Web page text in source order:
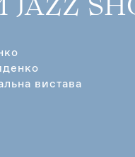
JAZZ
вистава